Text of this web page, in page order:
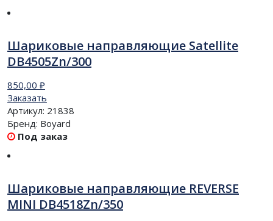
Шариковые направляющие Satellite
DB4505Zn/300
850,00 ₽
Заказать
Артикул: 21838
Бренд: Boyard
Под заказ
Шариковые направляющие REVERSE
MINI DB4518Zn/350